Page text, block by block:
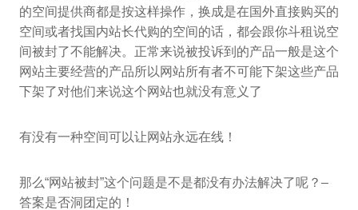
的空间提供商都是按这样操作，换成是在国外直接购买的
空间或者找国内站长代购的空间的话，都会跟你斗租说空
间被封了不能解决。正常来说被投诉到的产品一般是这个
网站主要经营的产品所以网站所有者不可能下架这些产品
下架了对他们来说这个网站也就没有意义了
有没有一种空间可以让网站永远在线！
那么“网站被封”这个问题是不是都没有办法解决了呢？–
答案是否洞团定的！